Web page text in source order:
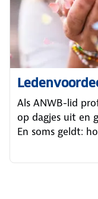
Als ANWB-lid
op dagjes uit en
En soms geldt: